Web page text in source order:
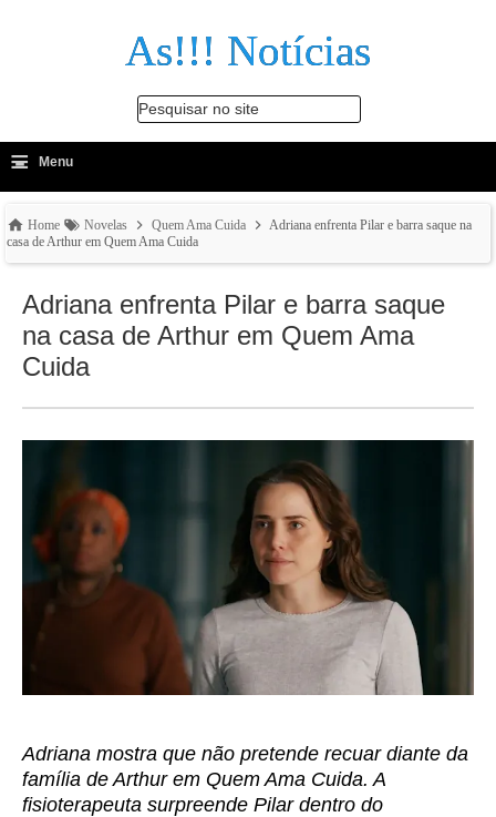
As!!! Notícias
Pesquisar no site
-
≡ Menu
Home Novelas Quem Ama Cuida
Adriana enfrenta Pilar e barra saque na
casa de Arthur em Quem Ama Cuida
Adriana enfrenta Pilar e barra saque
na casa de Arthur em Quem Ama
Cuida
Adriana mostra que não pretende recuar diante da
família de Arthur em Quem Ama Cuida. A
fisioterapeuta surpreende Pilar dentro do